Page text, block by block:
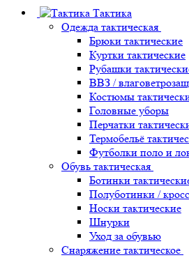
Тактика
Одежда тактическая
Брюки тактические
Куртки тактические
Рубашки
ВВЗ /
Костюмы
Головные уборы
Перчатки
Термобельё
Футболки поло и
Обувь тактическая
Ботинки
Полуботинки /
Носки тактические
Шнурки
Уход за обувью
Снаряжение тактическое